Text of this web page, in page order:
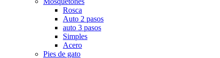
Rosca
Auto 2 pasos
auto 3 pasos
Simples
Acero
Pies de gato